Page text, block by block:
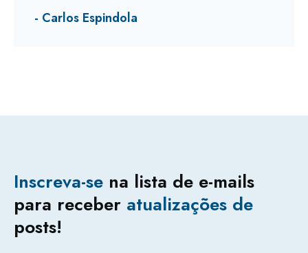
- Carlos Espindola
Inscreva-se na lista de e-mails
para receber atualizações de
posts!